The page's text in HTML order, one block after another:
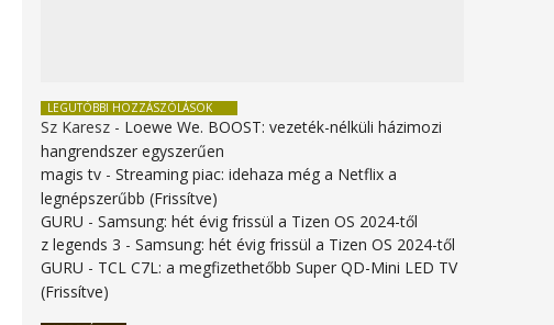
LEGUTÓBBI HOZZÁSZÓLÁSOK
Sz Karesz - Loewe We. BOOST: vezeték-nélküli házimozi
hangrendszer egyszerűen
magis tv -Streaming piac: idehaza még a Netflix a
legnépszerűbb (Frissítve)
GURU -Samsung: hét évig frissül a Tizen OS 2024-től
z legends 3 -Samsung: hét évig frissül a Tizen OS 2024-től
GURU - TCL C7L: a megfizethetőbb Super QD-Mini LED TV
(Frissítve)